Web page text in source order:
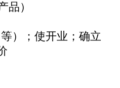
，产品）
）；使开业；确立